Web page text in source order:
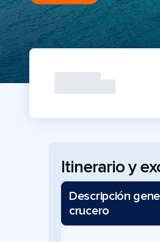
Itinerario y
Descripción
crucero